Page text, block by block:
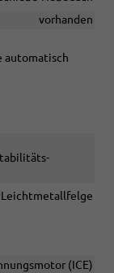
vorhanden
automatisch
Leichtmetallfelge
(ICE)